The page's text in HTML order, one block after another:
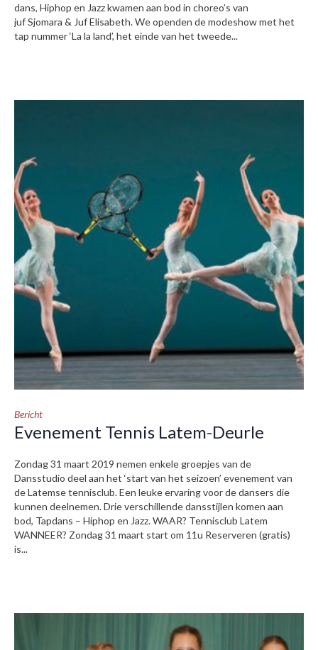
dans, Hiphop en Jazz kwamen aan bod in choreo’s van
juf Sjomara & Juf Elisabeth. We openden de modeshow met het
tap nummer ‘La la land’, het einde van het tweede...
Bericht
Evenement Tennis Latem-Deurle
Zondag 31 maart 2019 nemen enkele groepjes van de
Dansstudio deel aan het ‘start van het seizoen’ evenement van
de Latemse tennisclub. Een leuke ervaring voor de dansers die
kunnen deelnemen. Drie verschillende dansstijlen komen aan
bod, Tapdans – Hiphop en Jazz. WAAR? Tennisclub Latem
WANNEER? Zondag 31 maart start om 11u Reserveren (gratis)
is...